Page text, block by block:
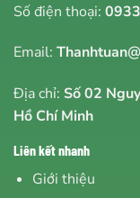
Số điện thoại:
Email:
Địa chỉ: Số 02
Hồ Chí Minh
Liên kết nhanh
Giới thiệu